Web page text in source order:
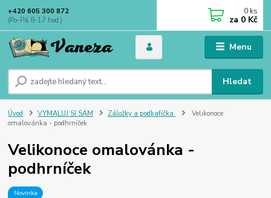
Menu
Hledat
+420 605 300 872
(Po-Pá 8-17 hod.)
0 ks
za 0 Kč
Úvod VYMALUJ SI SÁM Záložky a podkafíčka
Velikonoce
omalovánka - podhrníček
Velikonoce omalovánka -
podhrníček
Novinka